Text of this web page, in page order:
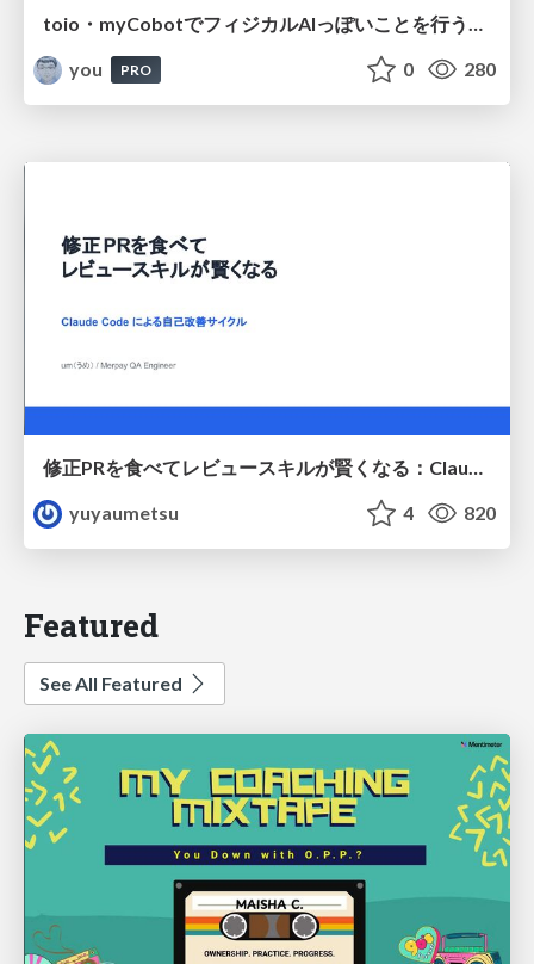
you
PRO 0 280
修正PRを食べてレビュースキルが賢くなる：Claude Codeによる自己改善サイクル
yuyaumetsu
4 820
Featured
See All Featured